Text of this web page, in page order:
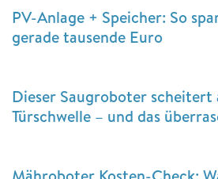
PV-Anlage + Speicher: So
gerade tausende Euro
Dieser Saugroboter scheitert
Türschwelle – und das